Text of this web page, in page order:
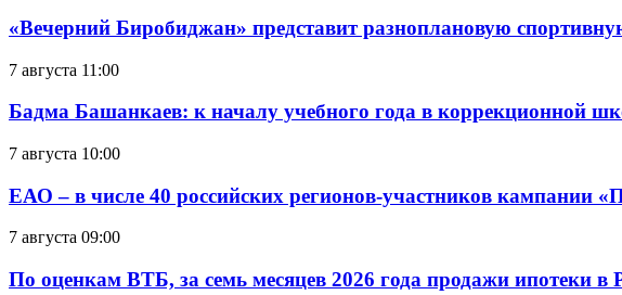
«Вечерний Биробиджан» представит разноплановую
7 августа 11:00
Бадма Башанкаев: к началу учебного года в коррекционной
7 августа 10:00
ЕАО – в числе 40 российских регионов-участников кампании
7 августа 09:00
По оценкам ВТБ, за семь месяцев 2026 года продажи ипотеки